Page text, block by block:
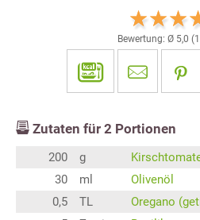
Bewertung: Ø 5,0 (1
Zutaten für 2 Portionen
200 g
30
ml
Olivenöl
0,5
TL
Oregano